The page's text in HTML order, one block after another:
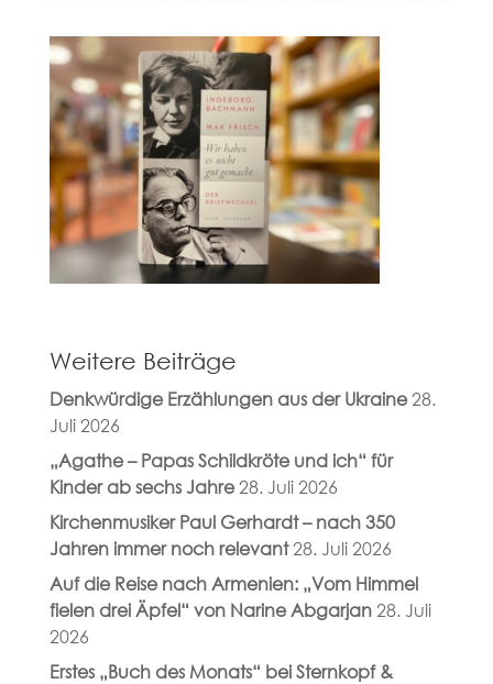
Weitere Beiträge
Denkwürdige Erzählungen aus der Ukraine 28.
Juli 2026
„Agathe – Papas Schildkröte und ich“ für
Kinder ab sechs Jahre 28. Juli 2026
Kirchenmusiker Paul Gerhardt – nach 350
Jahren immer noch relevant 28. Juli 2026
Auf die Reise nach Armenien: „Vom Himmel
fielen drei Äpfel“ von Narine Abgarjan 28. Juli
2026
Erstes „Buch des Monats“ bei Sternkopf &